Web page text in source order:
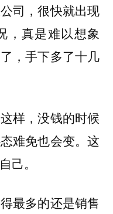
司，很快就出现
，真是难以想象
，手下多了十几
样，没钱的时候
难免也会变。这
己。
最多的还是销售